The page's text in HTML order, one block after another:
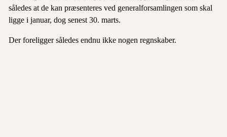
således at de kan præsenteres ved generalforsamlingen som skal
ligge i januar, dog senest 30. marts.
Der foreligger således endnu ikke nogen regnskaber.